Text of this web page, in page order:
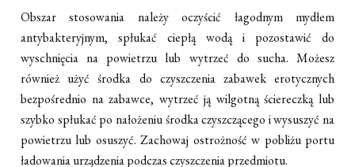
Obszar stosowania należy oczyścić łagodnym mydłem
antybakteryjnym, spłukać ciepłą wodą i pozostawić do
wyschnięcia na powietrzu lub wytrzeć do sucha. Możesz
również użyć środka do czyszczenia zabawek erotycznych
bezpośrednio na zabawce, wytrzeć ją wilgotną ściereczką lub
szybko spłukać po nałożeniu środka czyszczącego i wysuszyć na
powietrzu lub osuszyć. Zachowaj ostrożność w pobliżu portu
ładowania urządzenia podczas czyszczenia przedmiotu.